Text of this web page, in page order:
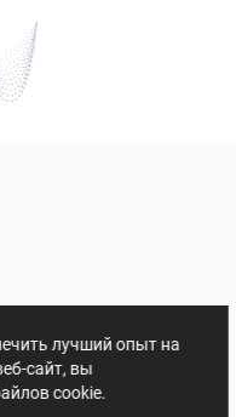
лучший опыт на
сайт, вы
cookie.